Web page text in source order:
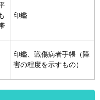
印鑑
印鑑、戦傷病者手帳（障
害の程度を示すもの）